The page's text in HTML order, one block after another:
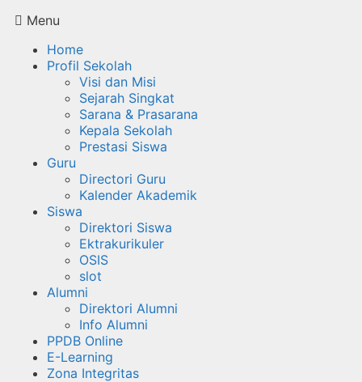
Menu
Home
Profil Sekolah
Visi dan Misi
Sejarah Singkat
Sarana & Prasarana
Kepala Sekolah
Prestasi Siswa
Guru
Directori Guru
Kalender Akademik
Siswa
Direktori Siswa
Ektrakurikuler
OSIS
slot
Alumni
Direktori Alumni
Info Alumni
PPDB Online
E-Learning
Zona Integritas